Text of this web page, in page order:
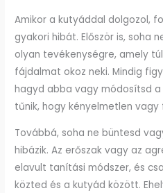
Amikor a kutyáddal dolgozol,
gyakori hibát. Először is, soha
olyan tevékenységre, amely
fájdalmat okoz neki. Mindig
hagyd abba vagy módosítsd
tűnik, hogy kényelmetlen vagy
Továbbá, soha ne büntesd
hibázik. Az erőszak vagy az
elavult tanítási módszer, és
közted és a kutyád között.